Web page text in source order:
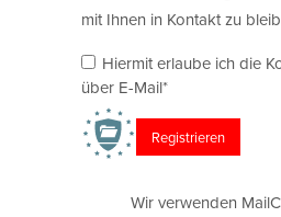
mit Ihnen in Kontakt zu
Hiermit erlaube ich die
über E-Mail*
Wir verwenden